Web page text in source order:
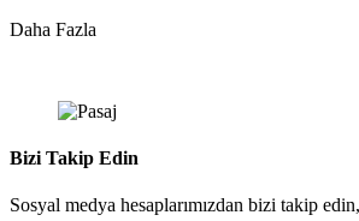
Daha Fazla
Bizi Takip Edin
Sosyal medya hesaplarımızdan bizi takip edin,